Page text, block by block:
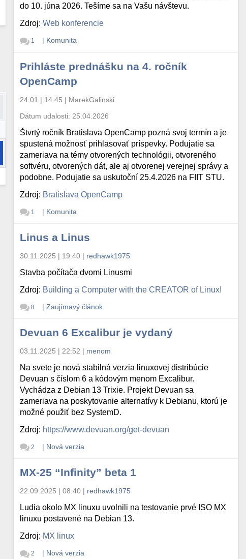
do 10. júna 2026. Tešíme sa na Vašu návštevu.
Zdroj:Web konferencie
1 | Komunita
Prihláste prednášku na 4. ročník
OpenCamp
24.01 | 14:45 | MarekGalinski
Dátum udalosti: 25.04.2026
Štvrtý ročník Bratislava OpenCamp pozná svoj termín a je
spustená možnosť prihlasovať príspevky. Podujatie sa
zameriava na témy otvorených technológii, otvoreného
softvéru, otvorených dát, ale aj otvorenej verejnej správy a
podobne. Podujatie sa uskutoční 25.4.2026 na FIIT STU.
Zdroj: Bratislava OpenCamp
1 | Komunita
Linus a Linus
30.11.2025 | 19:40 | redhawk1975
Stavba počítača dvomi Linusmi
Zdroj: Building a Computer with the CREATOR of Linux!
8 | Zaujímavý článok
Devuan 6 Excalibur je vydaný
03.11.2025 | 22:52 | menom
Na svete je nová stabilná verzia linuxovej distribúcie
Devuan s číslom 6 a kódovým menom Excalibur.
Vychádza z Debian 13 Trixie. Projekt Devuan sa
zameriava na poskytovanie alternatívy k Debianu, ktorú je
možné použiť bez SystemD.
Zdroj: https://www.devuan.org/get-devuan
2 | Nová verzia
MX-25 “Infinity” beta 1
22.09.2025 | 08:40 | redhawk1975
Ludia okolo MX linuxu uvolnili na testovanie prvé ISO MX
linuxu postavené na Debian 13.
Zdroj: MX linux
2 | Nová verzia